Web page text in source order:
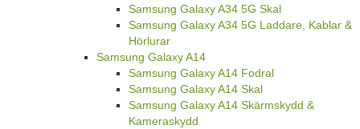
Samsung Galaxy A34 5G Skal
Samsung Galaxy A34 5G Laddare, Kablar &
Hörlurar
Samsung Galaxy A14
Samsung Galaxy A14 Fodral
Samsung Galaxy A14 Skal
Samsung Galaxy A14 Skärmskydd &
Kameraskydd